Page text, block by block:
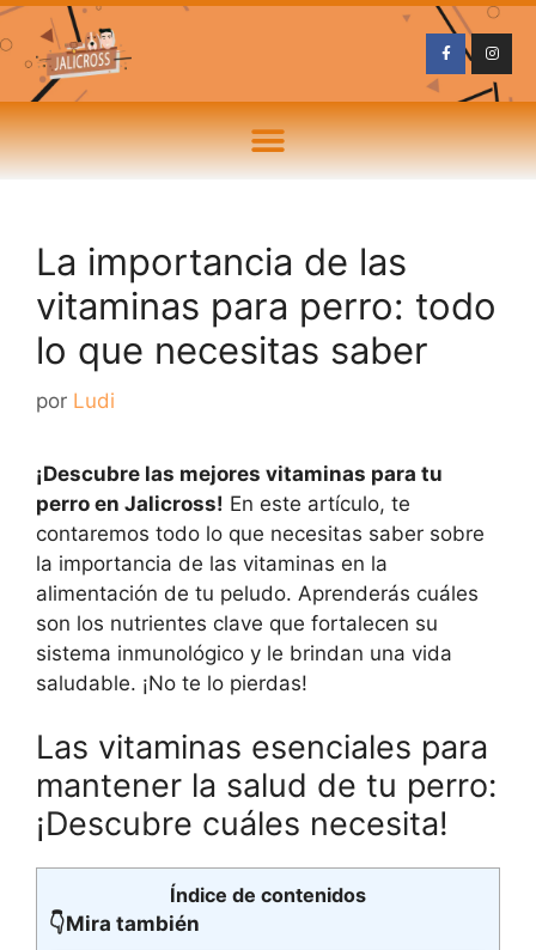
La importancia de las
vitaminas para perro: todo
lo que necesitas saber
por Ludi
¡Descubre las mejores vitaminas para tu
perro en Jalicross! En este artículo, te
contaremos todo lo que necesitas saber sobre
la importancia de las vitaminas en la
alimentación de tu peludo. Aprenderás cuáles
son los nutrientes clave que fortalecen su
sistema inmunológico y le brindan una vida
saludable. ¡No te lo pierdas!
Las vitaminas esenciales para
mantener la salud de tu perro:
¡Descubre cuáles necesita!
Índice de contenidos
👇Mira también